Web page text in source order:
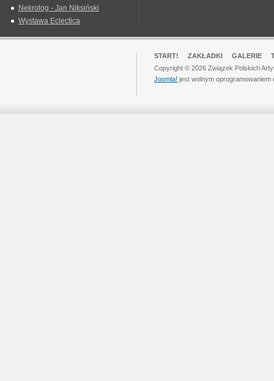
Nekrolog - Jan Niksiński
Wystawa Eclectica
START! ZAKŁADKI GALERIE
Copyright © 2026 Związek Polskich
Joomla! jest wolnym